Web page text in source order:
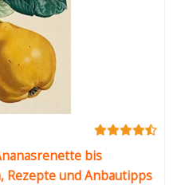
bis
Rezepte und Anbautipps